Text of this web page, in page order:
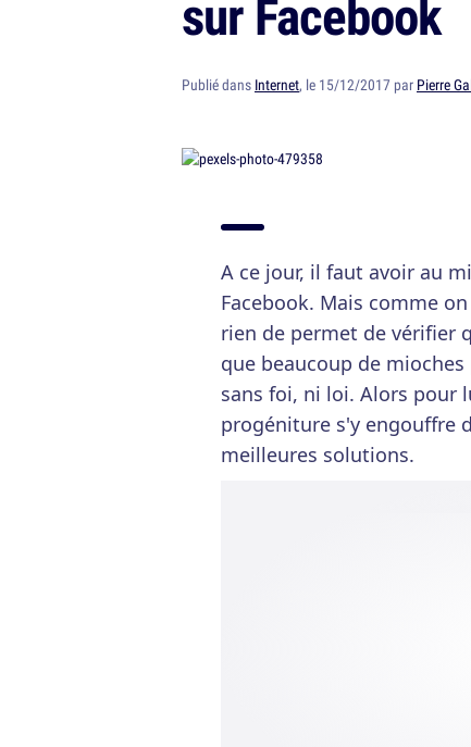
sur Facebook
Publié dans Internet, le 15/12/2017 par Pierre
A ce jour, il faut avoir au
Facebook. Mais comme
rien de permet de vérifier
que beaucoup de
sans foi, ni loi. Alors pour
progéniture s'y engouffre
meilleures solutions.